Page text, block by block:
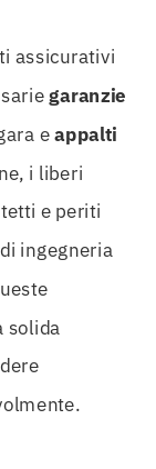
assicurativi
garanzie
eappalti
i liberi
e periti
ingegneria
solida